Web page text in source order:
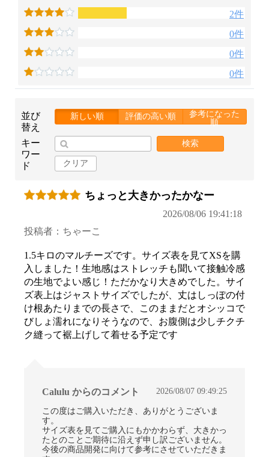
2件
0件
0件
0件
並び
替え
新しい順 評価の高い順
参考になった
順
キー
ワー
ド
検索
クリア
ちょっと大きかったかなー
2026/08/06 19:41:18
投稿者：ちゃーこ
1.5キロのマルチーズです。サイズ表を見てXSを購
入しました！生地感はストレッチも聞いて接触冷感
の生地でよい感じ！ただかなり大きめでした。サイ
ズ表上はジャストサイズでしたが、丈はしっぽの付
け根あたりまでの長さで、このままだとオシッコで
びしょ濡れになりそうなので、お腹側は少しチクチ
ク縫って裾上げして着せる予定です
Calulu からのコメント 2026/08/07 09:49:25
この度はご購入いただき、ありがとうございま
す。
サイズ表を見てご購入にもかかわらず、大きかっ
たとのことご期待に沿えず申し訳ございません。
今後の商品開発に向けて参考にさせていただきま